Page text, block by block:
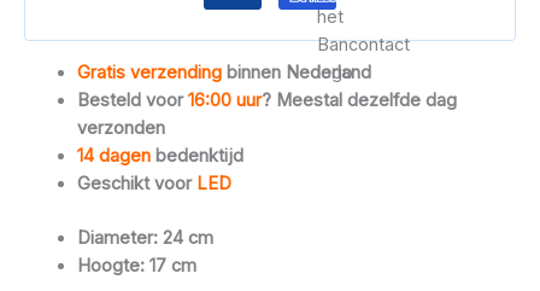
Gratis verzendingbinnen Nederland
Besteld voor16:00 uur? Meestal dezelfde dag
verzonden
14 dagenbedenktijd
Geschikt voor LED
Diameter: 24 cm
Hoogte: 17 cm